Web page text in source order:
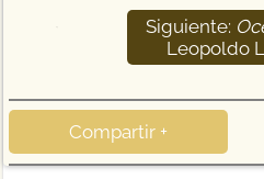
Siguiente:
Leopoldo
Compartir +